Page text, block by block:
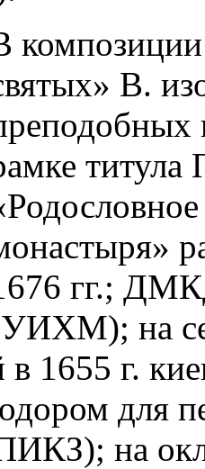
В.
титула
гг.;
на
1655 г.
для
на